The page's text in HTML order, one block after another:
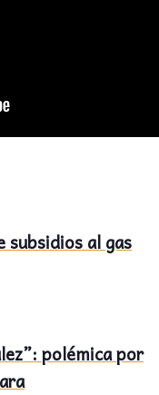
al gas
polémica por